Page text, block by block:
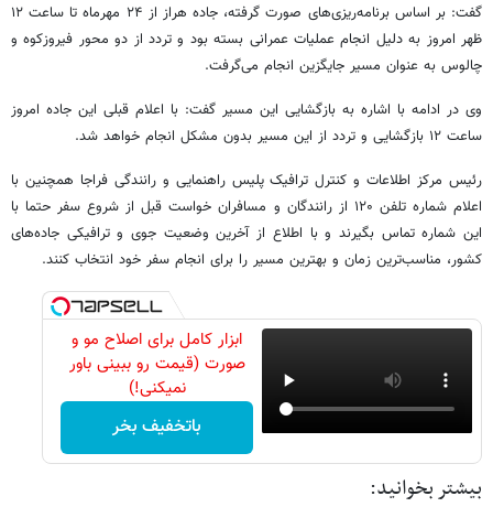
گفت: بر اساس برنامه‌ریزی‌های صورت گرفته، جاده هراز از ۲۴ مهرماه تا ساعت ۱۲
ظهر امروز به دلیل انجام عملیات عمرانی بسته بود و تردد از دو محور فیروزکوه و
چالوس به عنوان مسیر جایگزین انجام می‌گرفت.
وی در ادامه با اشاره به بازگشایی این مسیر گفت: با اعلام قبلی این جاده امروز
ساعت ۱۲ بازگشایی و تردد از این مسیر بدون مشکل انجام خواهد شد.
رئیس مرکز اطلاعات و کنترل ترافیک پلیس راهنمایی و رانندگی فراجا همچنین با
اعلام شماره تلفن ۱۲۰ از رانندگان و مسافران خواست قبل از شروع سفر حتما با
این شماره تماس بگیرند و با اطلاع از آخرین وضعیت جوی و ترافیکی جاده‌های
کشور، مناسب‌ترین زمان و بهترین مسیر را برای انجام سفر خود انتخاب کنند.
ابزار کامل برای اصلاح مو و
صورت (قیمت رو ببینی باور
نمیکنی!)
باتخفیف بخر
بیشتر بخوانید: